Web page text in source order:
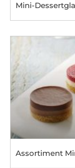
Mini-
Assortiment